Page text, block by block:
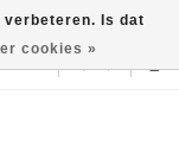
EUR
verbeteren. Is dat
cookies »